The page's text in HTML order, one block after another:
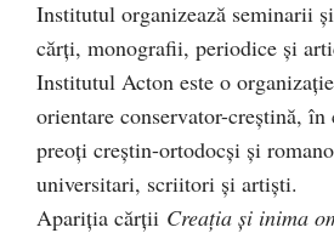
Institutul organizează seminarii
cărţi, monografii, periodice şi
Institutul Acton este o
orientare conservator-creştină, în
preoţi creştin-ortodocşi şi
universitari, scriitori şi artişti.
Apariţia cărţii Creaţia şi inima